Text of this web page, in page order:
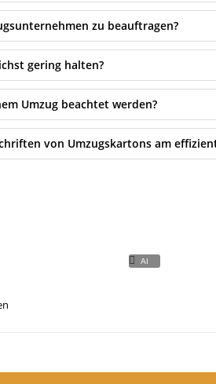
zu beauftragen?
gering halten?
Umzug beachtet werden?
von Umzugskartons am